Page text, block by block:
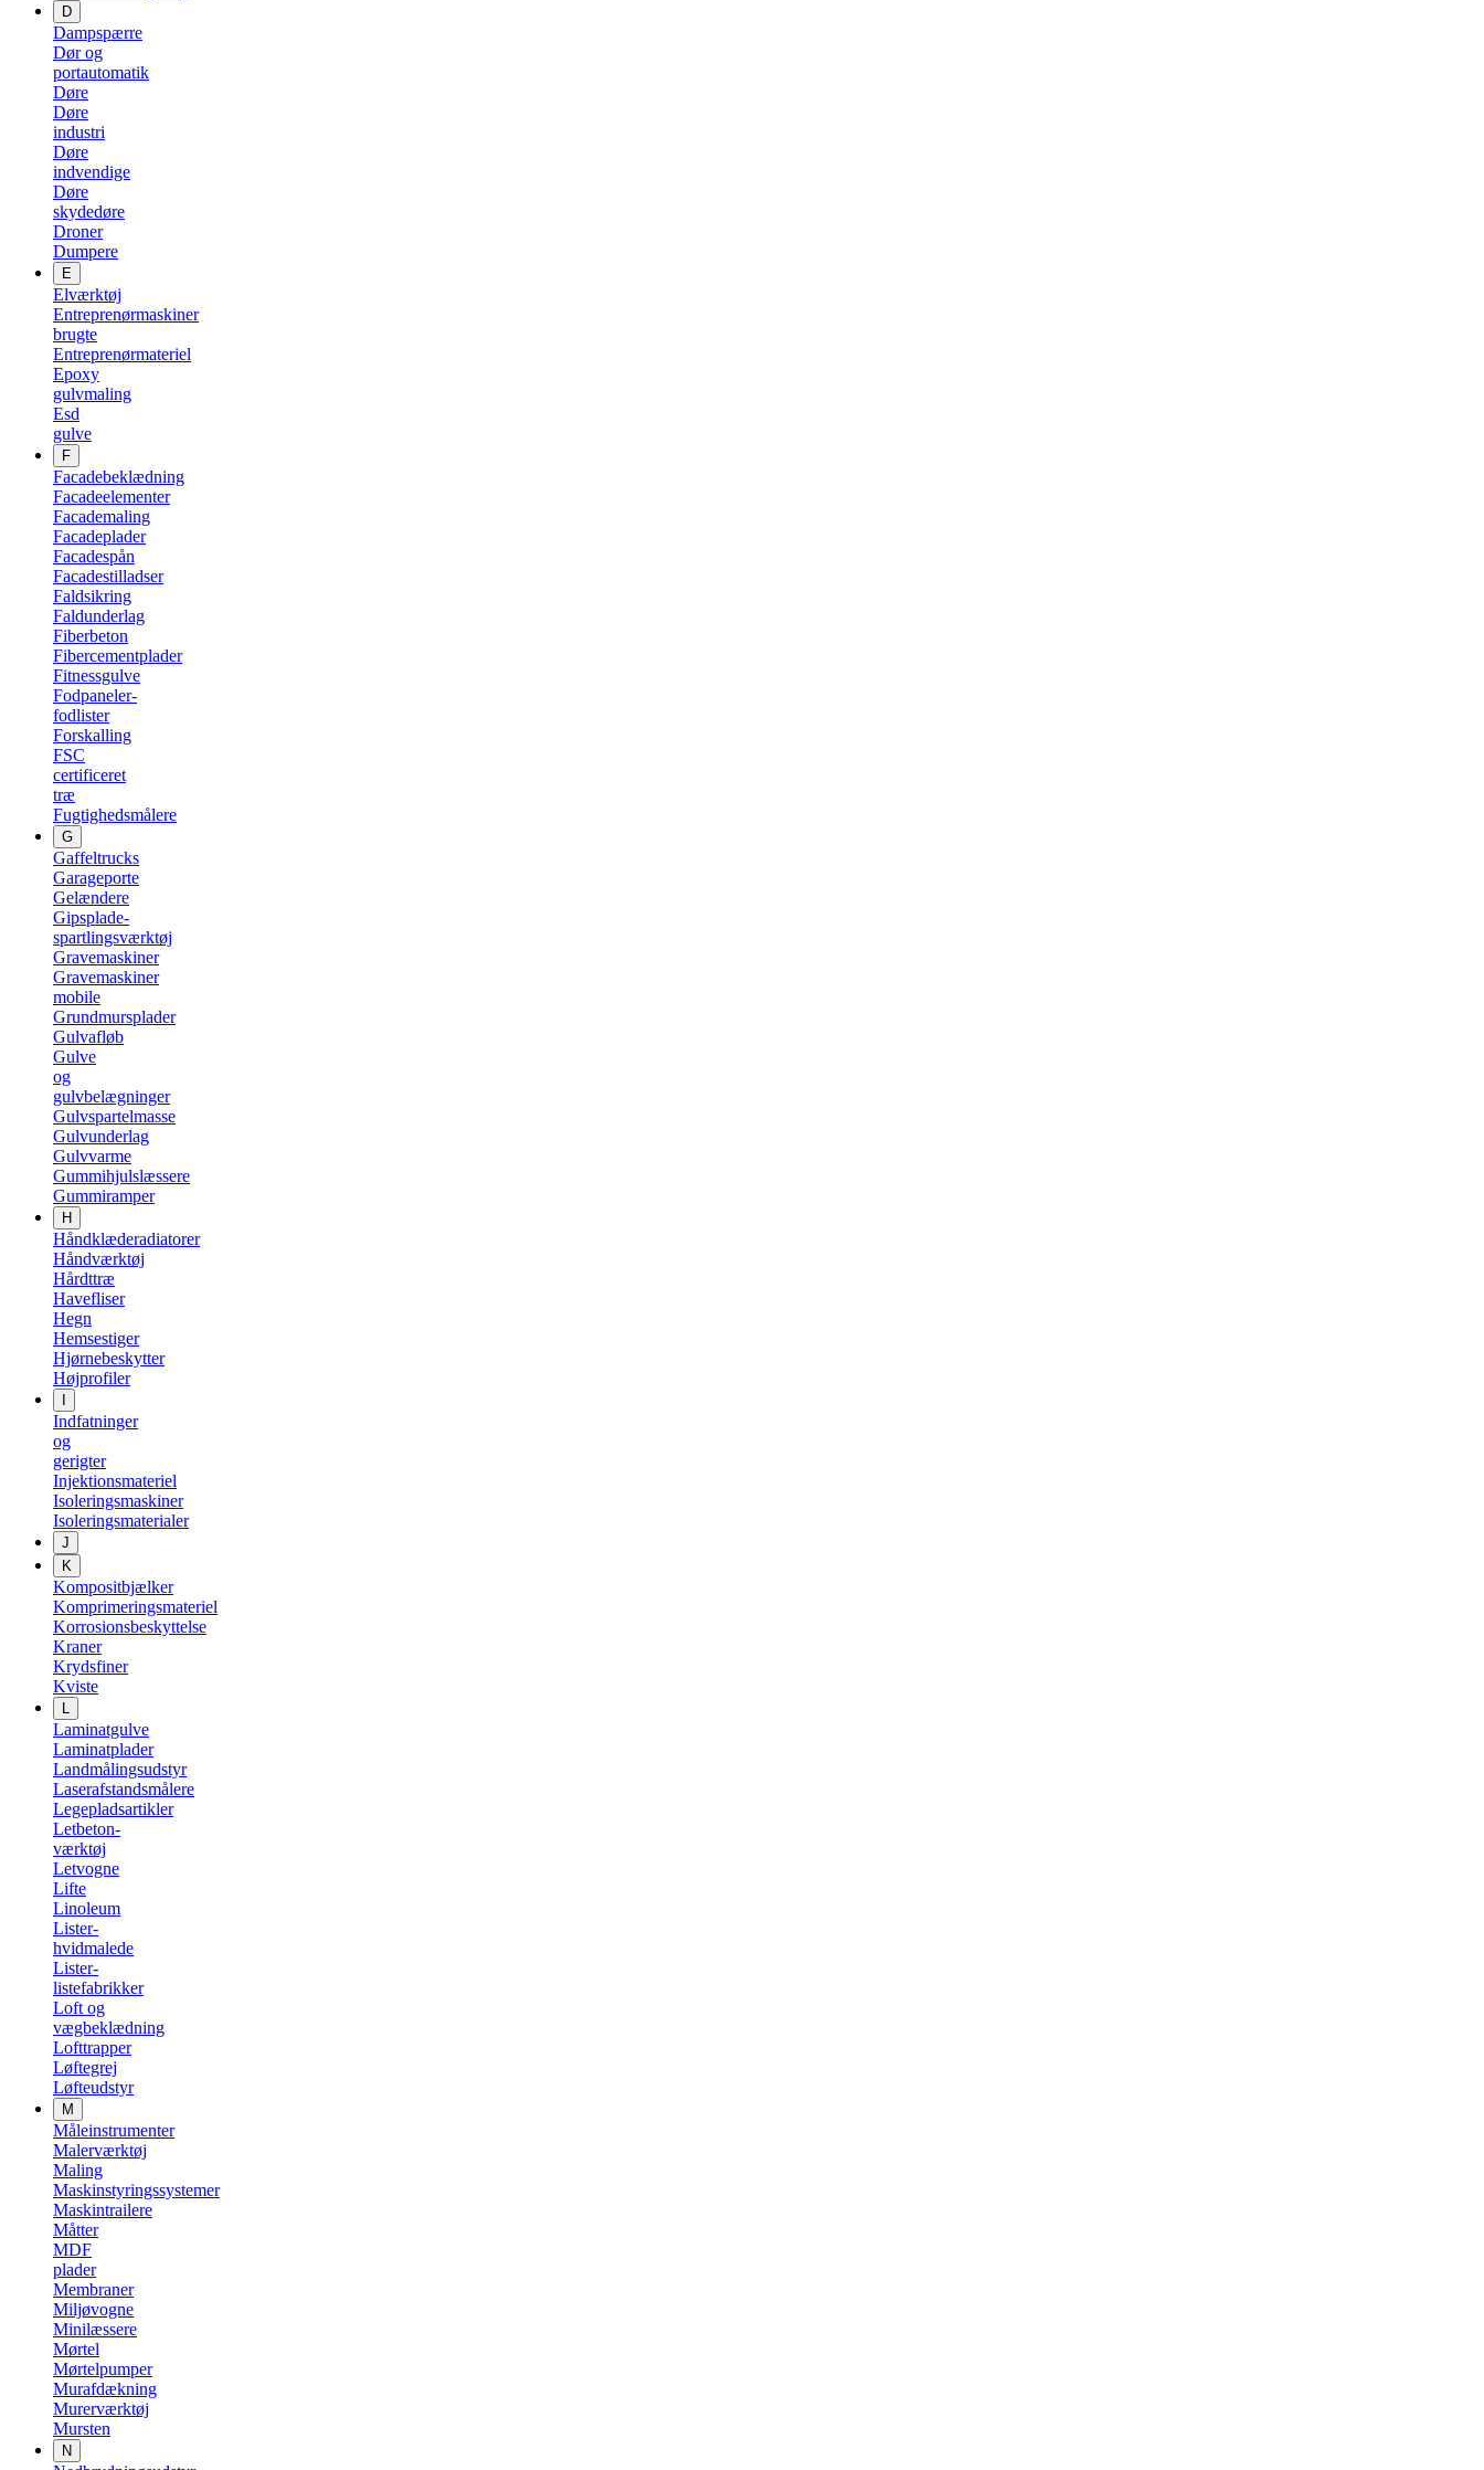
D
Dampspærre
Dør og
portautomatik
Døre
Døre
industri
Døre
indvendige
Døre
skydedøre
Droner
Dumpere
E
Elværktøj
Entreprenørmaskiner
brugte
Entreprenørmateriel
Epoxy
gulvmaling
Esd
gulve
F
Facadebeklædning
Facadeelementer
Facademaling
Facadeplader
Facadespån
Facadestilladser
Faldsikring
Faldunderlag
Fiberbeton
Fibercementplader
Fitnessgulve
Fodpaneler-
fodlister
Forskalling
FSC
certificeret
træ
Fugtighedsmålere
G
Gaffeltrucks
Garageporte
Gelændere
Gipsplade-
spartlingsværktøj
Gravemaskiner
Gravemaskiner
mobile
Grundmursplader
Gulvafløb
Gulve
og
gulvbelægninger
Gulvspartelmasse
Gulvunderlag
Gulvvarme
Gummihjulslæssere
Gummiramper
H
Håndklæderadiatorer
Håndværktøj
Hårdttræ
Havefliser
Hegn
Hemsestiger
Hjørnebeskytter
Højprofiler
Indfatninger
og
gerigter
Injektionsmateriel
Isoleringsmaskiner
Isoleringsmaterialer
J
K
Kompositbjælker
Komprimeringsmateriel
Korrosionsbeskyttelse
Kraner
Krydsfiner
Kviste
L
Laminatgulve
Laminatplader
Landmålingsudstyr
Laserafstandsmålere
Legepladsartikler
Letbeton-
værktøj
Letvogne
Lifte
Linoleum
Lister-
hvidmalede
Lister-
listefabrikker
Loft og
vægbeklædning
Lofttrapper
Løftegrej
Løfteudstyr
M
Måleinstrumenter
Malerværktøj
Maling
Maskinstyringssystemer
Maskintrailere
Måtter
MDF
plader
Membraner
Miljøvogne
Minilæssere
Mørtel
Mørtelpumper
Murafdækning
Murerværktøj
Mursten
N